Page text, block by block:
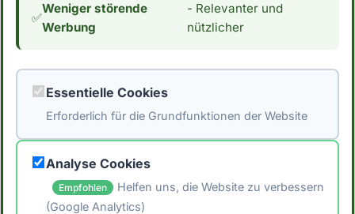
interessiert bist, interessiert dich vielleicht
auch der Kaloriengehalt. Mit 165 Kalorien pro
Gemüsefüllung einen durchschnittlichen
Kaloriengehalt. *Hinweis: Die Daten stammen
aus der [Schweizer Nährwertdatenbank]
(https://naehrwertdaten.ch/de/).*
✅
Weniger störende
Werbung
- Relevanter und
nützlicher
Essentielle Cookies
Erforderlich für die Grundfunktionen der Website
Analyse Cookies
Empfohlen
Helfen uns, die Website zu verbessern
(Google Analytics)